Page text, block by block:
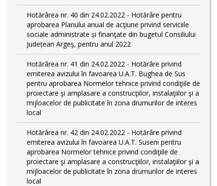
Hotărârea nr. 40 din 24.02.2022 - Hotărâre pentru
aprobarea Planului anual de acţiune privind serviciile
sociale administrate și finanţate din bugetul Consiliului
Județean Argeş, pentru anul 2022
Hotărârea nr. 41 din 24.02.2022 - Hotărâre privind
emiterea avizului în favoarea U.A.T. Bughea de Sus
pentru aprobarea Normelor tehnice privind condiţiile de
proiectare şi amplasare a construcţiilor, instalaţiilor şi a
mijloacelor de publicitate în zona drumurilor de interes
local
Hotărârea nr. 42 din 24.02.2022 - Hotărâre privind
emiterea avizului în favoarea U.A.T. Suseni pentru
aprobarea Normelor tehnice privind condiţiile de
proiectare şi amplasare a construcţiilor, instalaţiilor şi a
mijloacelor de publicitate în zona drumurilor de interes
local